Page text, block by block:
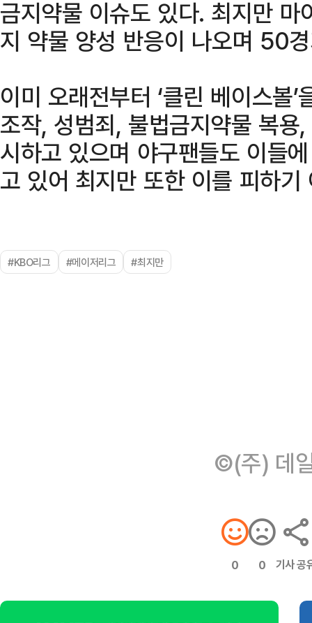
금지약물 이슈도 있다. 최지만
지 약물 양성 반응이 나오며 50
이미 오래전부터 ‘클린 베이스볼
조작, 성범죄, 불법금지약물 복
시하고 있으며 야구팬들도 이들
고 있어 최지만 또한 이를 피하기
#KBO리그 #메이저리그 #최지만
©(주) 데
0 0 기사 공